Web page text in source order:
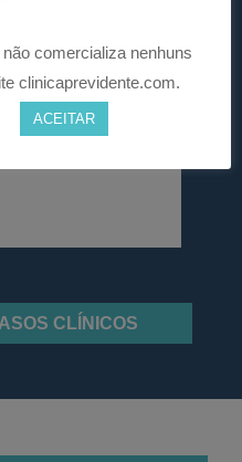
CLÍNICOS
comercializa nenhuns
clinicaprevidente.com.
ACEITAR